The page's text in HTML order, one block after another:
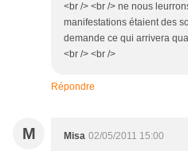
<br /> <br /> ne nous
manifestations étaient des
demande ce qui arrivera
<br /> <br />
Répondre
M Misa 02/05/2011 15:00